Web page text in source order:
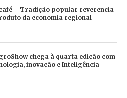
– Tradição popular reverencia
da economia regional
chega à quarta edição com
inovação e Inteligência